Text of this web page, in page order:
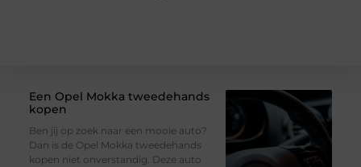
Een Opel Mokka tweedehands
kopen
Ben jij op zoek naar een mooie auto?
Dan is de Opel Mokka tweedehands
kopen niet onverstandig. Deze auto